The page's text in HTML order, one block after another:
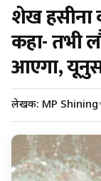
शेख हसीना
कहा- तभी
आएगा, यूनुस
लेखक: MP Shining•